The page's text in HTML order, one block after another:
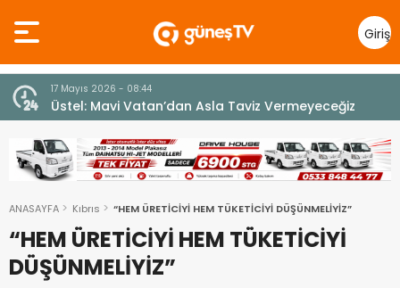
Giriş
Yap
10 Temmuz 2026 - 18:49
Cumhurbaşkanı Erhürman sergi açılışında
fenalaşarak hastaneye kaldırıldı
ANASAYFA Kıbrıs “HEM ÜRETİCİYİ HEM TÜKETİCİYİ DÜŞÜNMELİYİZ”
“HEM ÜRETİCİYİ HEM TÜKETİCİYİ
DÜŞÜNMELİYİZ”